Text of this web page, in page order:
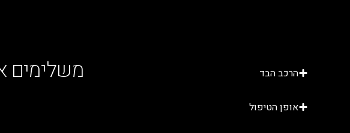
משלימים הרכב הבד
אופן הטיפול